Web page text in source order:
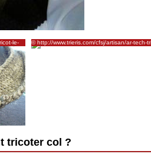
le-
© http://www.trieris.com/cfsj/artisan/ar-tech-
cols2.html
tricoter col ?